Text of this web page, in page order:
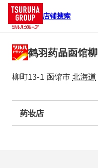
店铺搜索
鹤羽药品函馆
柳町13-1 函馆市北海道
药妆店